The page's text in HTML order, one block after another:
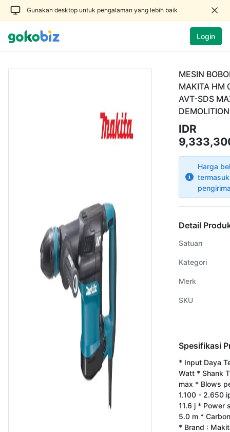
Gunakan desktop untuk pengalaman yang lebih baik
Login
MESIN
MAKITA HM
AVT-SDS
IDR
Harga
Detail
Satuan
Kategori
Merk
SKU
Spesifikasi
* Input Daya
Watt * Shank
max * Blows
1.100 - 2.650
11.6 j * Power
5.0 m *
* Brand :